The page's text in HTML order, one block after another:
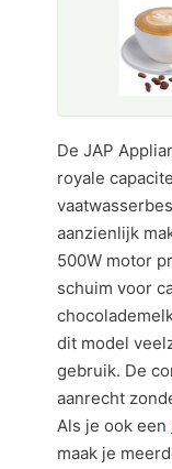
De JAP
royale
aanzienlijk
500W motor
schuim voor
dit model
gebruik. De
aanrecht
Als je ook een
maak je